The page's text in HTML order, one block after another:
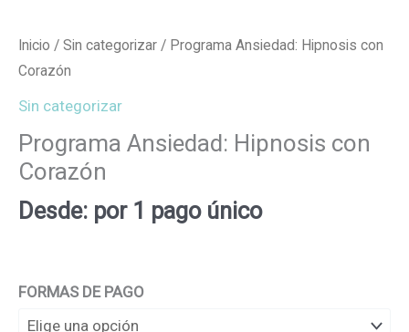
Inicio / Sin categorizar / Programa Ansiedad: Hipnosis con
Corazón
Sin categorizar
Programa Ansiedad: Hipnosis con
Corazón
Desde: por 1 pago único
FORMAS DE PAGO